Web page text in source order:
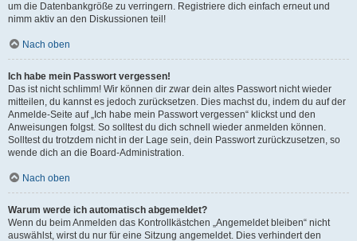
um die Datenbankgröße zu verringern. Registriere dich einfach erneut und
nimm aktiv an den Diskussionen teil!
Nach oben
Ich habe mein Passwort vergessen!
Das ist nicht schlimm! Wir können dir zwar dein altes Passwort nicht wieder
mitteilen, du kannst es jedoch zurücksetzen. Dies machst du, indem du auf der
Anmelde-Seite auf „Ich habe mein Passwort vergessen“ klickst und den
Anweisungen folgst. So solltest du dich schnell wieder anmelden können.
Solltest du trotzdem nicht in der Lage sein, dein Passwort zurückzusetzen, so
wende dich an die Board-Administration.
Nach oben
Warum werde ich automatisch abgemeldet?
Wenn du beim Anmelden das Kontrollkästchen „Angemeldet bleiben“ nicht
auswählst, wirst du nur für eine Sitzung angemeldet. Dies verhindert den